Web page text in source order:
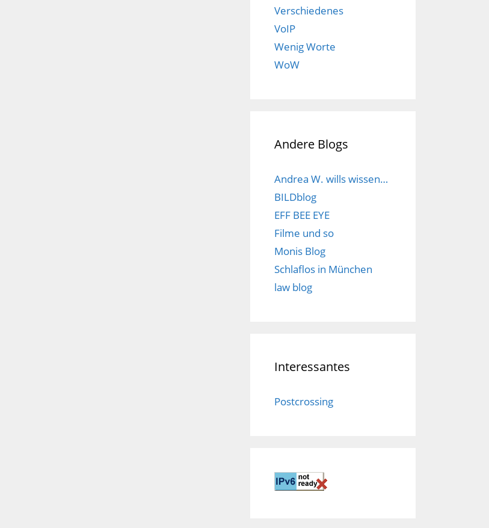
Verschiedenes
VoIP
Wenig Worte
WoW
Andere Blogs
Andrea W. wills wissen…
BILDblog
EFF BEE EYE
Filme und so
Monis Blog
Schlaflos in München
law blog
Interessantes
Postcrossing